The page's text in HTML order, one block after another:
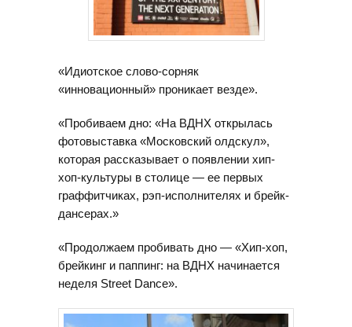
«Идиотское слово-сорняк
«инновационный» проникает везде».
«Пробиваем дно: «На ВДНХ открылась
фотовыставка «Московский олдскул»,
которая рассказывает о появлении хип-
хоп-культуры в столице — ее первых
граффитчиках, рэп-исполнителях и брейк-
дансерах.»
«Продолжаем пробивать дно — «Хип-хоп,
брейкинг и паппинг: на ВДНХ начинается
неделя Street Dance».